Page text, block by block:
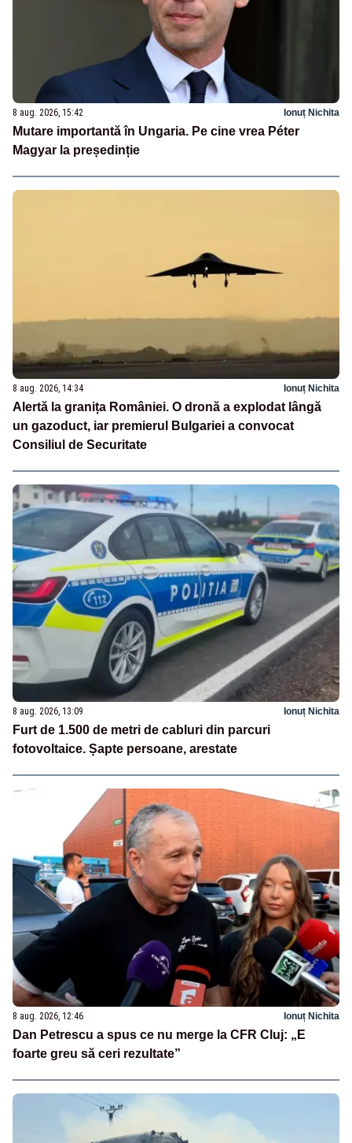
8 aug. 2026, 15:42 Ionuț Nichita
Mutare importantă în Ungaria. Pe cine vrea Péter
Magyar la președinție
8 aug. 2026, 14:34 Ionuț Nichita
Alertă la granița României. O dronă a explodat lângă
un gazoduct, iar premierul Bulgariei a convocat
Consiliul de Securitate
8 aug. 2026, 13:09 Ionuț Nichita
Furt de 1.500 de metri de cabluri din parcuri
fotovoltaice. Șapte persoane, arestate
8 aug. 2026, 12:46 Ionuț Nichita
Dan Petrescu a spus ce nu merge la CFR Cluj: „E
foarte greu să ceri rezultate”